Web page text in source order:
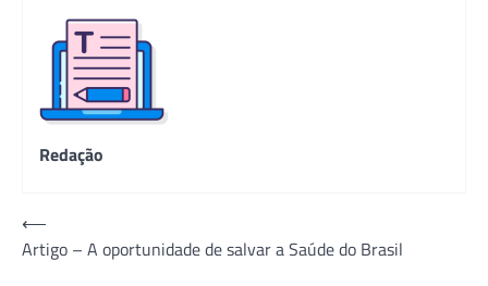
Redação
Navegação
de
⟵
Artigo – A oportunidade de salvar a Saúde do Brasil